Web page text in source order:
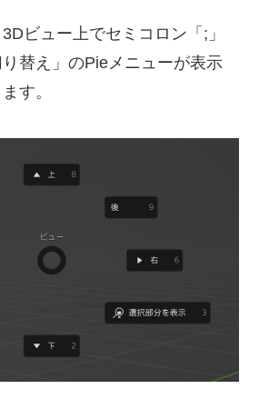
ビュー上でセミコロン「;」
替え」のPieメニューが表示
す。